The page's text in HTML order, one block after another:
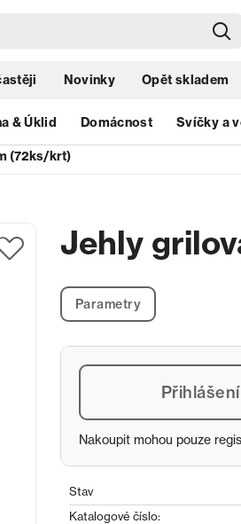
Novinky Opět skladem
& Úklid Domácnost Svíčky a
(72ks/krt)
Jehly
Parametry
Přihlášení
Nakoupit mohou pouze
Stav
Katalogové číslo: